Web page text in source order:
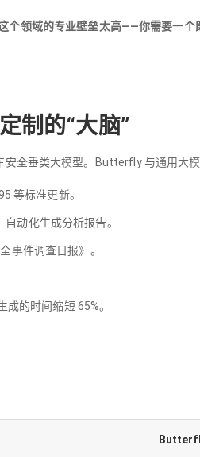
个领域的专业壁垒太高——你需要一个
制的“大脑”
全垂类大模型。Butterfly 与通用大
等标准更新。
动化生成分析报告。
事件调查日报》。
的时间缩短 65%。